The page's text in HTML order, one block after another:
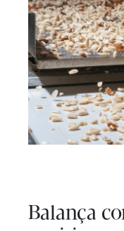
Balança